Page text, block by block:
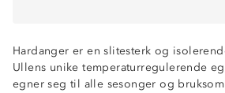
Hardanger er en slitesterk og
Ullens unike temperaturregulerende
egner seg til alle sesonger og
God isolasjonsevne
55 % ull og 45 % akryl